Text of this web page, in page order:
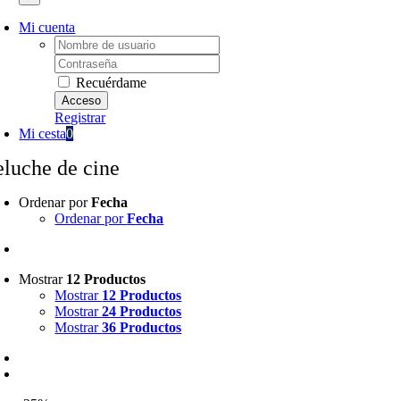
Mi cuenta
Username:
Password:
Recuérdame
Registrar
Mi cesta0
de cine
Ordenar porFecha
Ordenar porFecha
Mostrar 12 Productos
Mostrar 12 Productos
Mostrar24 Productos
Mostrar36 Productos